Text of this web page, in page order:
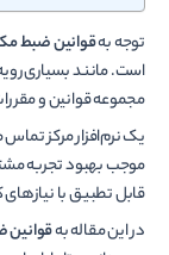
توجه بهقوانین ضبط
است. مانند بسیاری
مجموعه قوانین و
یک نرم‌افزار مرکز
موجب بهبود تجربه
قابل تطبیق با
در این مقاله بهقوانین